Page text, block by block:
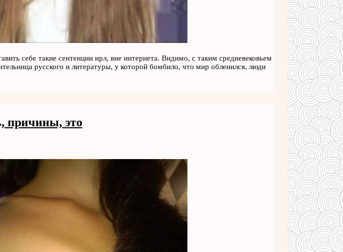
себе такие сентенции ирл, вне интернета. Видимо, с таким средневековьем
русского и литературы, у которой бомбило, что мир обленился, люди
причины, это